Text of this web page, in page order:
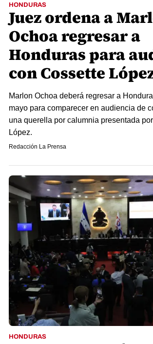
HONDURAS
Juez ordena a
Ochoa regresar a
Honduras para
con Cossette
Marlon Ochoa deberá regresar a
mayo para comparecer en audiencia de
una querella por calumnia presentada
López.
Redacción La Prensa
HONDURAS